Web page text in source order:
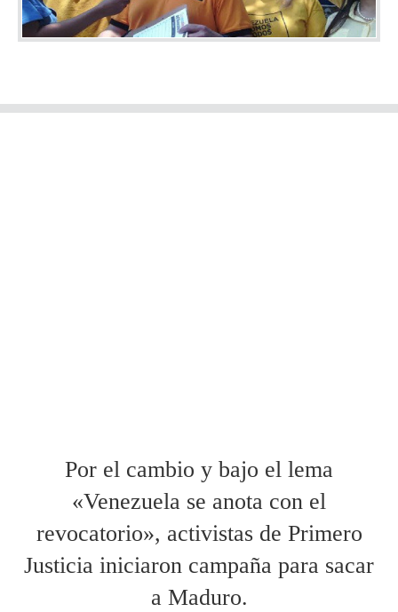
Por el cambio y bajo el lema
«Venezuela se anota con el
revocatorio», activistas de Primero
Justicia iniciaron campaña para sacar
a Maduro.